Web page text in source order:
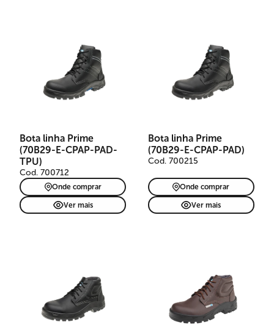
Bota linha Prime
(70B29-E-CPAP-PAD-
TPU)
Cod. 700712
Onde comprar
Ver mais
Bota linha Prime
(70B29-E-CPAP-PAD)
Cod. 700215
Onde comprar
Ver mais